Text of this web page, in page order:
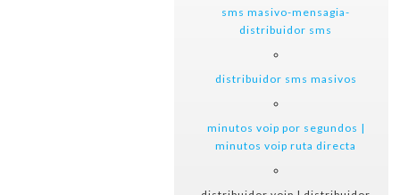
sms masivo-mensagia-
distribuidor sms
distribuidor sms masivos
minutos voip por segundos |
minutos voip ruta directa